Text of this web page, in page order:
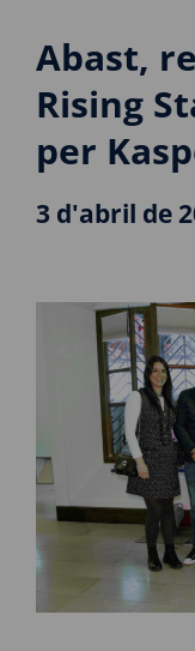
Abast,
Rising
per
3 d'abril de